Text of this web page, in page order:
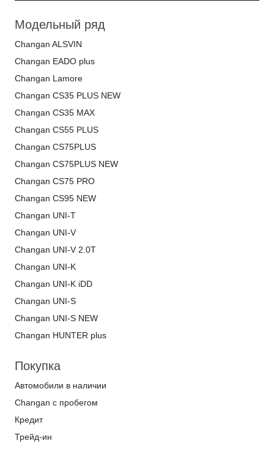
Модельный ряд
Changan ALSVIN
Changan EADO plus
Changan Lamore
Changan CS35 PLUS NEW
Changan CS35 MAX
Changan CS55 PLUS
Changan CS75PLUS
Changan CS75PLUS NEW
Changan CS75 PRO
Changan CS95 NEW
Changan UNI-T
Changan UNI-V
Changan UNI-V 2.0T
Changan UNI-K
Changan UNI-K iDD
Changan UNI-S
Changan UNI-S NEW
Changan HUNTER plus
Покупка
Автомобили в наличии
Changan с пробегом
Кредит
Трейд-ин